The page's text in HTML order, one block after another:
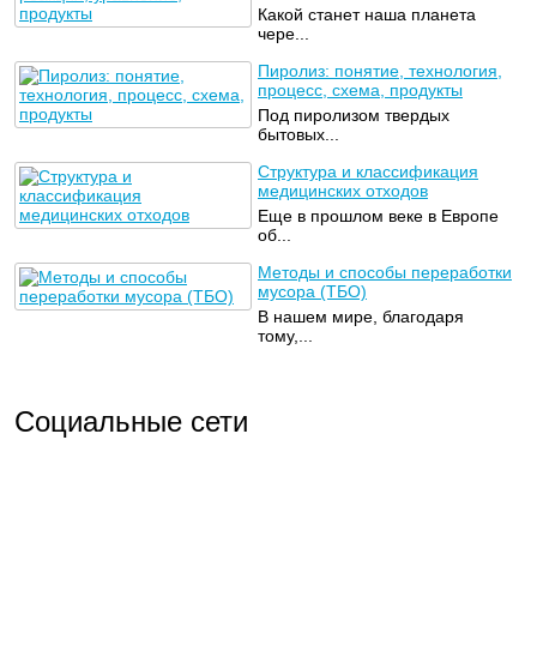
Какой станет наша планета
чере...
Пиролиз: понятие, технология,
процесс, схема, продукты
Под пиролизом твердых
бытовых...
Структура и классификация
медицинских отходов
Еще в прошлом веке в Европе
об...
Методы и способы переработки
мусора (ТБО)
В нашем мире, благодаря
тому,...
Социальные сети